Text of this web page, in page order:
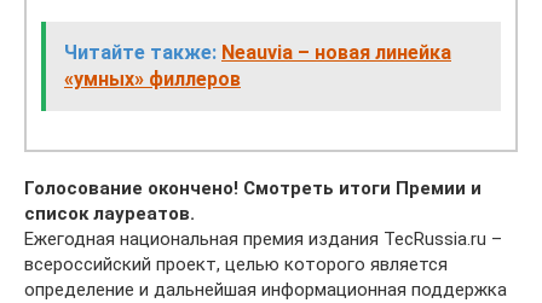
Читайте также: Neauvia – новая линейка
«умных» филлеров
Голосование окончено! Смотреть итоги Премии и
список лауреатов.
Ежегодная национальная премия издания TecRussia.ru –
всероссийский проект, целью которого является
определение и дальнейшая информационная поддержка